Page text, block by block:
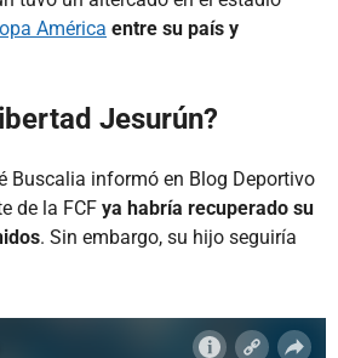
América entre su país y
Jesurún?
Buscalia informó en Blog Deportivo
de la FCF ya habría recuperado su
. Sin embargo, su hijo seguiría